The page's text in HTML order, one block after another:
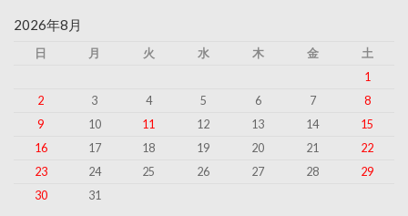
2026年8月
日 月 火 水 木 金
土
1
2
3 4 5 6 7
8
9
10 11 12 13 14
15
16
17 18 19 20 21
22
23
24 25 26 27 28
29
30
31